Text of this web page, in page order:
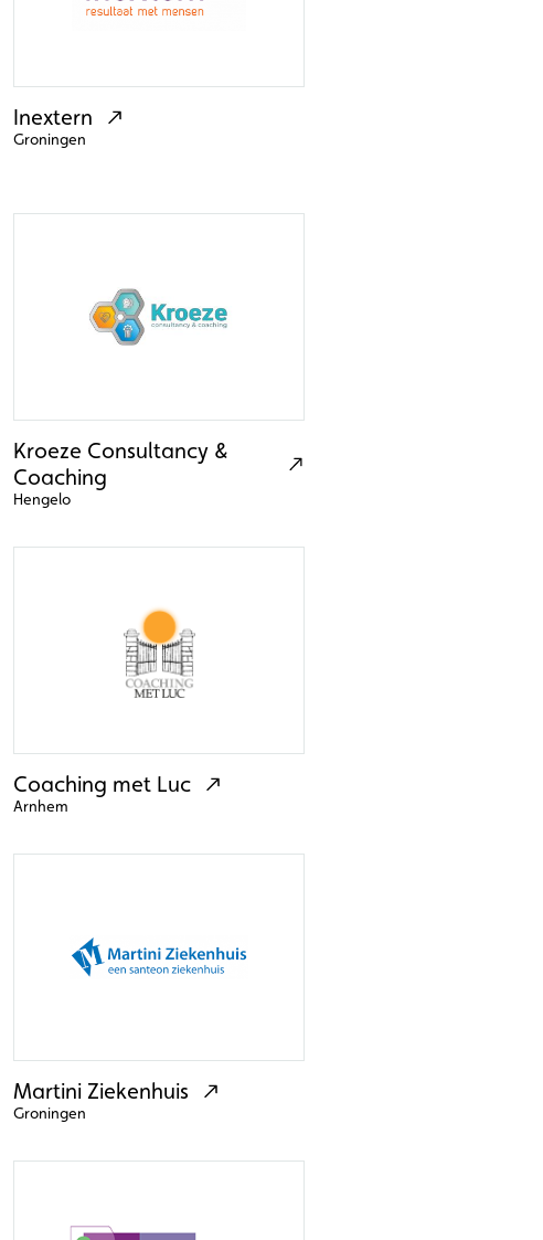
Inextern
Groningen
Kroeze Consultancy &
Coaching
Hengelo
Coaching met Luc
Arnhem
Martini Ziekenhuis
Groningen